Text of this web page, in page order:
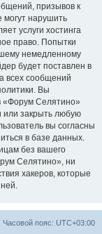
призывов к
могут нарушить
услуги хостинга
право. Попытки
немедленному
будет поставлен в
всех сообщений
Вы
«Форум Селятино»
или закрыть любую
вы согласны
в базе данных.
без вашего
Селятино», ни
хакеров, которые
Часовой пояс: UTC+03:00